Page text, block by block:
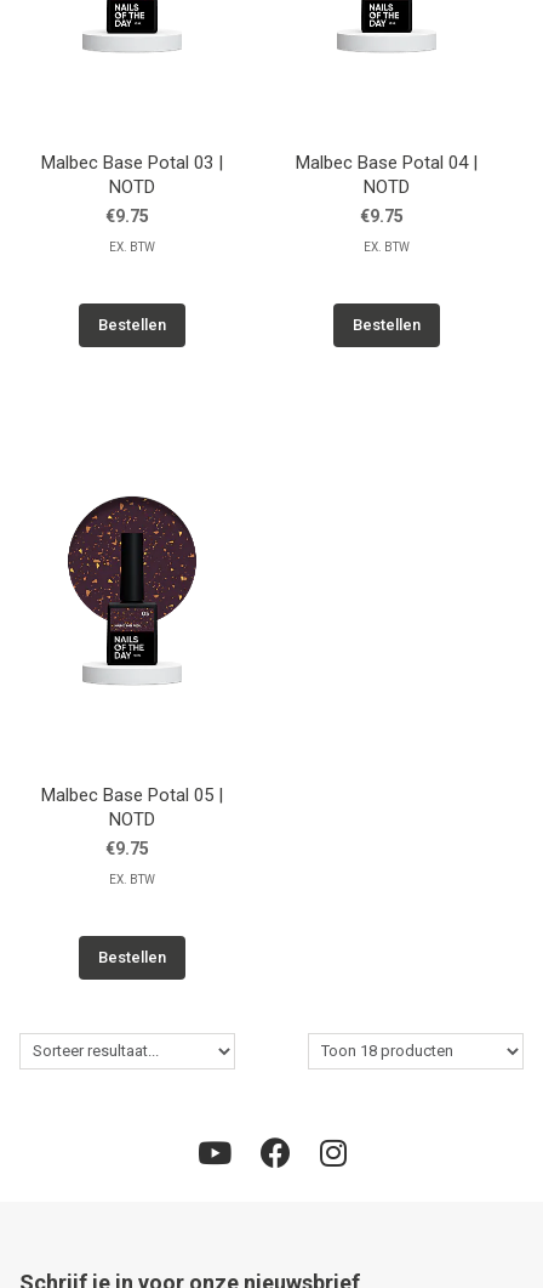
Malbec Base Potal 03 |
NOTD
€9.75
EX. BTW
Bestellen
Malbec Base Potal 04 |
NOTD
€9.75
EX. BTW
Bestellen
Malbec Base Potal 05 |
NOTD
€9.75
EX. BTW
Bestellen
Schrijf je in voor onze nieuwsbrief